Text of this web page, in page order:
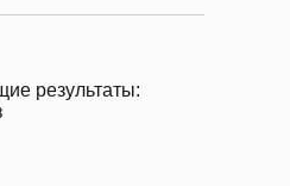
результаты: